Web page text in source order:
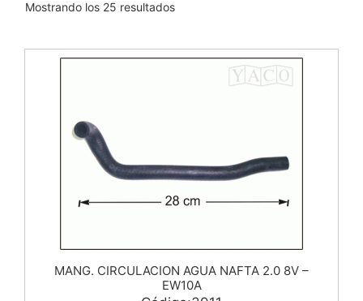
Mostrando los 25 resultados
MANG. CIRCULACION AGUA NAFTA 2.0 8V –
EW10A